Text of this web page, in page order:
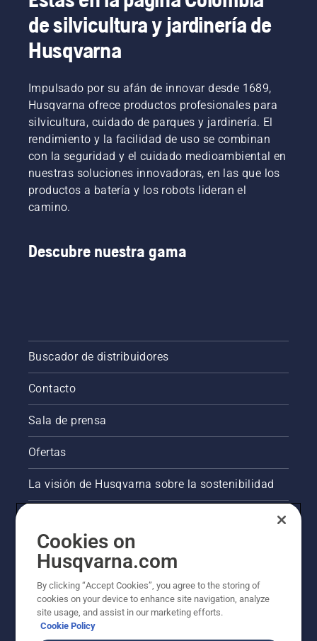
de silvicultura y jardinería de
Husqvarna
Impulsado por su afán de innovar desde 1689,
Husqvarna ofrece productos profesionales para
silvicultura, cuidado de parques y jardinería. El
rendimiento y la facilidad de uso se combinan
con la seguridad y el cuidado medioambiental en
nuestras soluciones innovadoras, en las que los
productos a batería y los robots lideran el
camino.
Descubre nuestra gama
Buscador de distribuidores
Contacto
Sala de prensa
Ofertas
La visión de Husqvarna sobre la sostenibilidad
Otros sitios de Husqvarna
AlertLine/Canal de Denúncias
Cookies on
Husqvarna.com
By clicking “Accept Cookies”, you agree to the storing of
cookies on your device to enhance site navigation, analyze
site usage, and assist in our marketing efforts.
Cookie Policy